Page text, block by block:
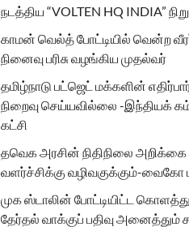
நடத்திய “VOLTEN HQ INDIA”
காமன் வெல்த் போட்டியில் வென்ற
நினைவு பரிசு வழங்கிய முதல்வர்
தமிழ்நாடு பட்ஜெட் மக்களின்
நிறைவு செய்யவில்லை -இந்தியக்
கட்சி
தவெக அரசின் நிதிநிலை
வளர்ச்சிக்கு வழிவகுக்கும்-வைகோ
முக ஸ்டாலின் போட்டியிட்ட
தேர்தல் வாக்குப் பதிவு அனைத்தும்